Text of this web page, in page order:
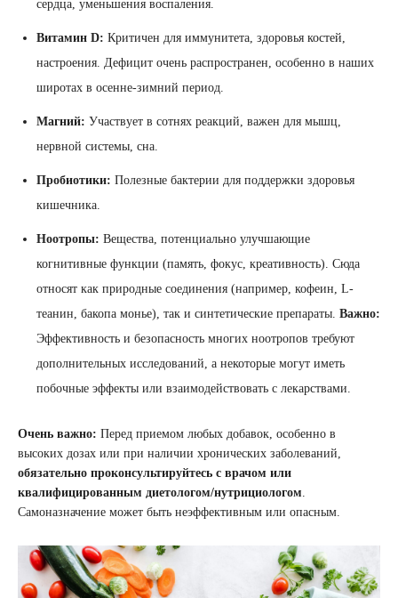
сердца, уменьшения воспаления.
Витамин D: Критичен для иммунитета, здоровья костей,
настроения. Дефицит очень распространен, особенно в наших
широтах в осенне-зимний период.
Магний: Участвует в сотнях реакций, важен для мышц,
нервной системы, сна.
Пробиотики: Полезные бактерии для поддержки здоровья
кишечника.
Ноотропы: Вещества, потенциально улучшающие
когнитивные функции (память, фокус, креативность). Сюда
относят как природные соединения (например, кофеин, L-
теанин, бакопа монье), так и синтетические препараты. Важно:
Эффективность и безопасность многих ноотропов требуют
дополнительных исследований, а некоторые могут иметь
побочные эффекты или взаимодействовать с лекарствами.
Очень важно: Перед приемом любых добавок, особенно в
высоких дозах или при наличии хронических заболеваний,
обязательно проконсультируйтесь с врачом или
квалифицированным диетологом/нутрициологом.
Самоназначение может быть неэффективным или опасным.